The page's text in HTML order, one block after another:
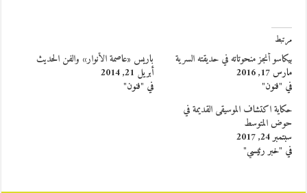
مرتبط
بيكاسو أنجز منحوتاته في حديقته السرية
مارس 17, 2016
في "فنون"
باريس «عاصمة الأنوار» والفن الحديث
أبريل 21, 2014
في "فنون"
حكاية اكتشاف الموسيقى القديمة في
حوض المتوسط
سبتمبر 24, 2017
في "خبر رئيسي"